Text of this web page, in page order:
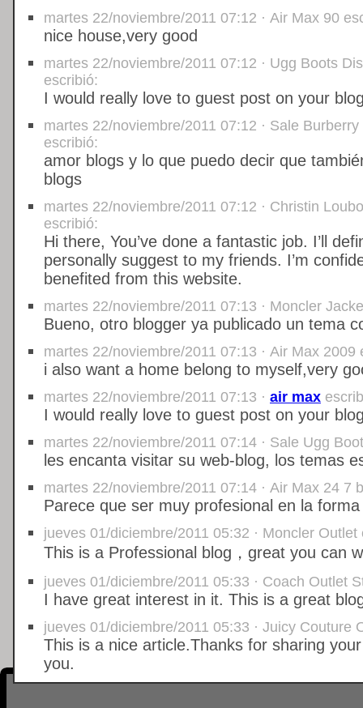
martes 22/noviembre/2011 07:12 · Air Max 90
nice house,very good
martes 22/noviembre/2011 07:12 · Ugg Boots
escribió:
I would really love to guest post on your
martes 22/noviembre/2011 07:12 · Sale
escribió:
amor blogs y lo que puedo decir que
blogs
martes 22/noviembre/2011 07:12 · Christin
escribió:
Hi there, You’ve done a fantastic job. I’ll
personally suggest to my friends. I’m
benefited from this website.
martes 22/noviembre/2011 07:13 · Moncler
Bueno, otro blogger ya publicado un tema
martes 22/noviembre/2011 07:13 · Air Max 2009
i also want a home belong to myself,very
martes 22/noviembre/2011 07:13 · air max
I would really love to guest post on your
martes 22/noviembre/2011 07:14 · Sale Ugg
les encanta visitar su web-blog, los temas
martes 22/noviembre/2011 07:14 · Air Max 24 7
Parece que ser muy profesional en la
jueves 01/diciembre/2011 05:32 · Moncler Outlet
This is a Professional blog，great you can
jueves 01/diciembre/2011 05:33 · Coach Outlet
I have great interest in it. This is a great
jueves 01/diciembre/2011 05:33 · Juicy Couture
This is a nice article.Thanks for sharing
you.